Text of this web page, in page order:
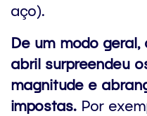
aço).
De um modo
abril surpreendeu
magnitude e
impostas. Por